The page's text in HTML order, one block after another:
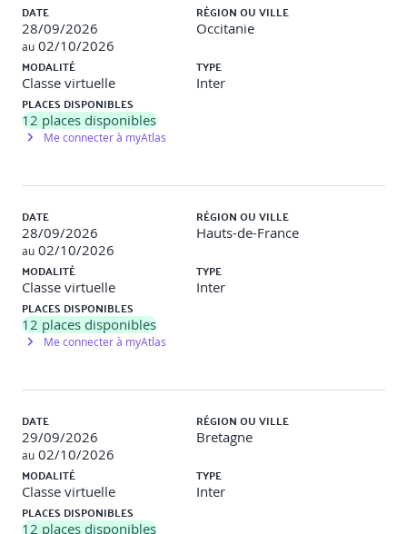
Les associations entre classes : l’association directe,
l'agrégation, la composition
Traduction en C++ d’une association, d’une composition
Importance de la liste d’initialisation dans les
constructeurs
L'héritage public simple
Ordre d'exécution des constructeurs et destructeurs
Les règles de conversion
Le qualificateur d'accès protected
L'héritage multiple répété et ses difficultés de mise en
œuvre
Manipulation d’objets dérivés
Travaux pratiques
Objectif
: Comprendre comment mettre en œuvre une
association directe, puis une composition entre
classes.Savoir spécialiser une classe existante par héritage
pour ne pas tout réécrire en maîtrisant l’impact
hiérarchique dans la syntaxe (classe mère et descendance.)
DATE
28/09/2026
au 02/10/2026
RÉGION OU VILLE
Occitanie
MODALITÉ
Classe virtuelle
TYPE
Inter
PLACES DISPONIBLES
12 places disponibles
Me connecter à myAtlas
DATE
28/09/2026
au 02/10/2026
RÉGION OU VILLE
Hauts-de-France
MODALITÉ
Classe virtuelle
TYPE
Inter
PLACES DISPONIBLES
12 places disponibles
Me connecter à myAtlas
DATE
29/09/2026
au 02/10/2026
RÉGION OU VILLE
Bretagne
MODALITÉ
Classe virtuelle
TYPE
Inter
PLACES DISPONIBLES
12 places disponibles